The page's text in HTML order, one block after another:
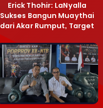
Erick Thohir: LaNyalla
Sukses Bangun Muaythai
dari Akar Rumput, Target